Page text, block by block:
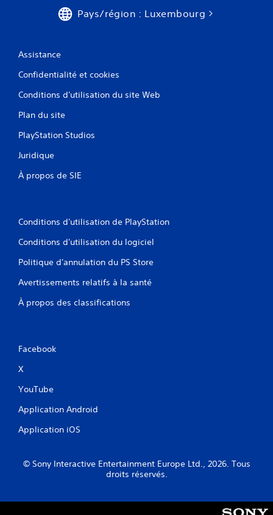
Pays/région : Luxembourg
Assistance
Confidentialité et cookies
Conditions d'utilisation du site Web
Plan du site
PlayStation Studios
Juridique
À propos de SIE
Conditions d'utilisation de PlayStation
Conditions d'utilisation du logiciel
Politique d'annulation du PS Store
Avertissements relatifs à la santé
À propos des classifications
Facebook
X
YouTube
Application Android
Application iOS
© Sony Interactive Entertainment Europe Ltd., 2026. Tous
droits réservés.